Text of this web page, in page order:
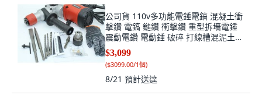
公司貨 110v多功能電錘電鎬 混凝土衝
擊鑽 電鎬 鎚鑽 衝擊鑽 重型拆墻電錘
震動電鑽 電動錘 破碎 打線槽混泥土電
鎬, 1個, 多功能三用電錘電鎬
$3,099
($3099.00/1個)
8/21 預計送達